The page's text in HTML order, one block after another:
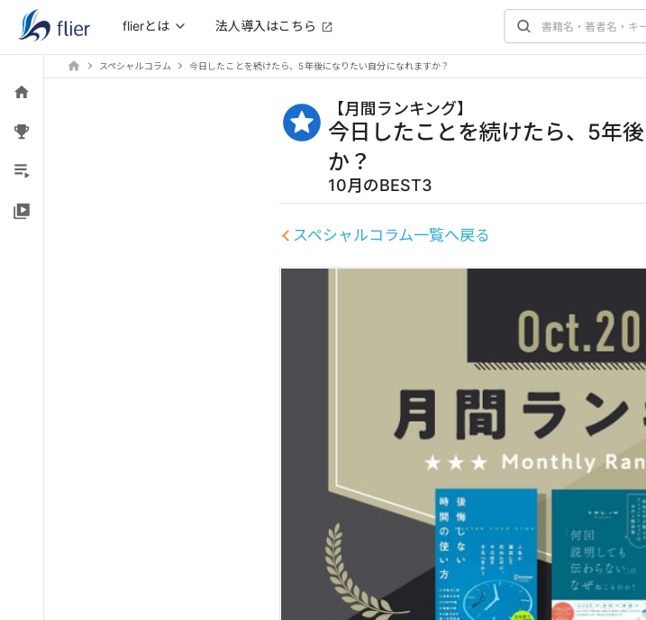
flierとは 法人導入はこちら
スペシャルコラム 今日したことを続けたら、5年後になりたい自分になれますか？
【月間ランキング】
今日したことを続けたら、5年
か？
10月のBEST3
スペシャルコラム一覧へ戻る